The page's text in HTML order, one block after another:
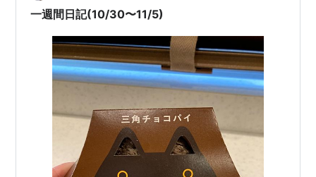
しかし完全に23時に食べる量ではない。 11/8 今週末の文
一週間日記(10/30〜11/5)